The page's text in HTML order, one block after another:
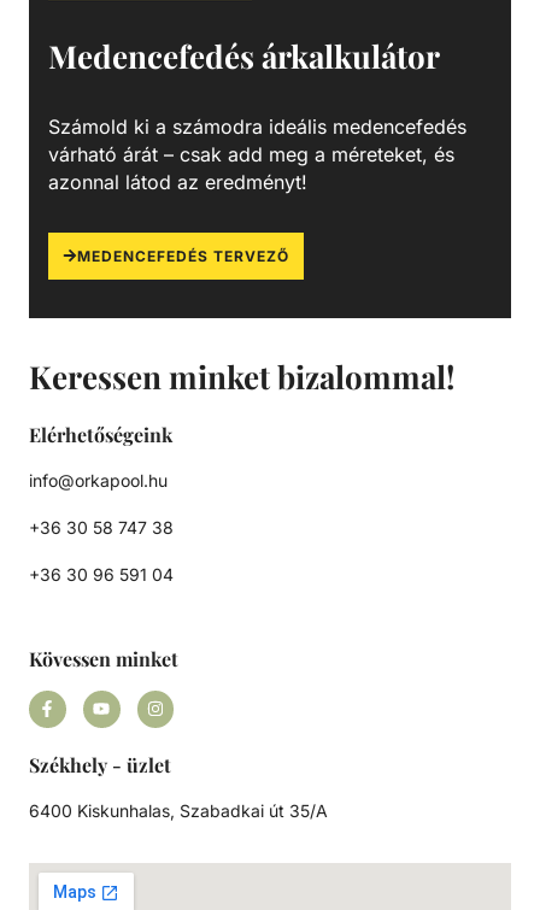
Keressen minket bizalommal!
Elérhetőségeink
info@orkapool.hu
+36 30 58 747 38
+36 30 96 591 04
Kövessen minket
Székhely - üzlet
6400 Kiskunhalas, Szabadkai út 35/A
Medencefedés árkalkulátor
Számold ki a számodra ideális medencefedés
várható árát – csak add meg a méreteket, és
azonnal látod az eredményt!
MEDENCEFEDÉS TERVEZŐ